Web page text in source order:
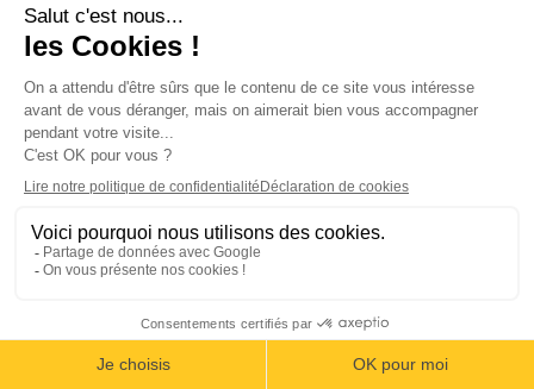
ParArnaud
Le Costa Rica est une destination de
rêve pour les amoureux de la nature et
les passionnés de randonnée. Avec ses
volcans, ses forêts tropicales, ses
montagnes et ses plages, le pays offre
une diversité de paysages uniques. Que
vous soyez un randonneur chevronné à
souhaitant découvrir des…
LIRE LA SUITE